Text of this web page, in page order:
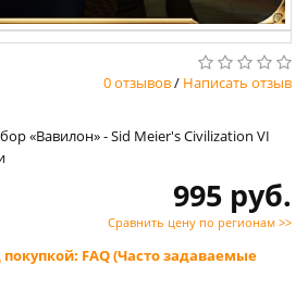
0 отзывов/ Написать отзыв
«Вавилон» - Sid Meier's Civilization VI
995 руб.
Сравнить цену по регионам >>
FAQ (Часто задаваемые